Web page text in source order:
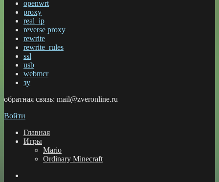
openwrt
proxy
real_ip
reverse proxy
rewrite
rewrite_rules
ssl
usb
webmcr
зу
обратная связь: mail@zveronline.ru
Войти
Главная
Игры
Mario
Ordinary Minecraft